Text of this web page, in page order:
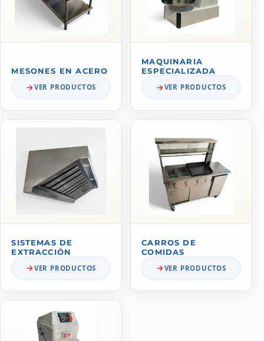
MESONES EN ACERO
VER PRODUCTOS
MAQUINARIA
ESPECIALIZADA
VER PRODUCTOS
SISTEMAS DE
EXTRACCIÓN
VER PRODUCTOS
CARROS DE
COMIDAS
VER PRODUCTOS